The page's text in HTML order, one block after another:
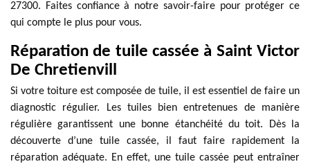
27300. Faites confiance à notre savoir-faire pour protéger ce
qui compte le plus pour vous.
Réparation de tuile cassée à Saint Victor
De Chretienvill
Si votre toiture est composée de tuile, il est essentiel de faire un
diagnostic régulier. Les tuiles bien entretenues de manière
régulière garantissent une bonne étanchéité du toit. Dès la
découverte d’une tuile cassée, il faut faire rapidement la
réparation adéquate. En effet, une tuile cassée peut entraîner